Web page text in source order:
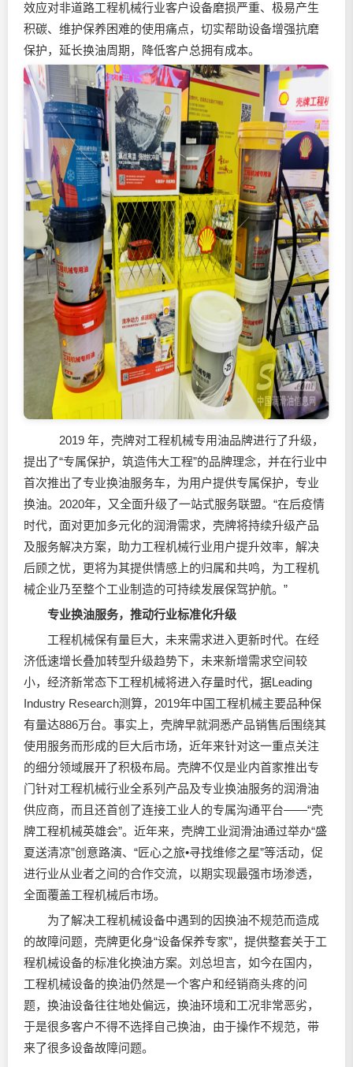
效应对非道路工程机械行业客户设备磨损严重、极易产生
积碳、维护保养困难的使用痛点，切实帮助设备增强抗磨
保护，延长换油周期，降低客户总拥有成本。
2019 年，壳牌对工程机械专用油品牌进行了升级，
提出了“专属保护，筑造伟大工程”的品牌理念，并在行业中
首次推出了专业换油服务车，为用户提供专属保护，专业
换油。2020年，又全面升级了一站式服务联盟。“在后疫情
时代，面对更加多元化的润滑需求，壳牌将持续升级产品
及服务解决方案，助力工程机械行业用户提升效率，解决
后顾之忧，更将为其提供情感上的归属和共鸣，为工程机
械企业乃至整个工业制造的可持续发展保驾护航。”
专业换油服务，推动行业标准化升级
工程机械保有量巨大，未来需求进入更新时代。在经
济低速增长叠加转型升级趋势下，未来新增需求空间较
小，经济新常态下工程机械将进入存量时代，据Leading
Industry Research测算，2019年中国工程机械主要品种保
有量达886万台。事实上，壳牌早就洞悉产品销售后围绕其
使用服务而形成的巨大后市场，近年来针对这一重点关注
的细分领域展开了积极布局。壳牌不仅是业内首家推出专
门针对工程机械行业全系列产品及专业换油服务的润滑油
供应商，而且还首创了连接工业人的专属沟通平台——“壳
牌工程机械英雄会”。近年来，壳牌工业润滑油通过举办“盛
夏送清凉”创意路演、“匠心之旅•寻找维修之星”等活动，促
进行业从业者之间的合作交流，以期实现最强市场渗透，
全面覆盖工程机械后市场。
为了解决工程机械设备中遇到的因换油不规范而造成
的故障问题，壳牌更化身“设备保养专家”，提供整套关于工
程机械设备的标准化换油方案。刘总坦言，如今在国内，
工程机械设备的换油仍然是一个客户和经销商头疼的问
题，换油设备往往地处偏远，换油环境和工况非常恶劣，
于是很多客户不得不选择自己换油，由于操作不规范，带
来了很多设备故障问题。